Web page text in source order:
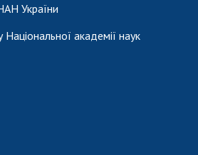
України
Національної академії наук